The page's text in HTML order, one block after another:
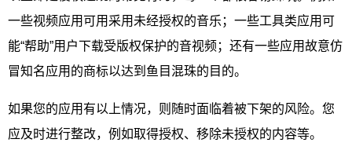
一些视频应用可用采用未经授权的音乐；一些工具类应用可
能“帮助”用户下载受版权保护的音视频；还有一些应用故意仿
冒知名应用的商标以达到鱼目混珠的目的。
如果您的应用有以上情况，则随时面临着被下架的风险。您
应及时进行整改，例如取得授权、移除未授权的内容等。